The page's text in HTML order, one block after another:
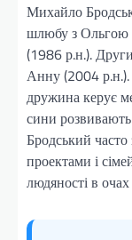
Михайло
шлюбу з Ольгою
(1986 р.н.).
Анну (2004 р.н.).
дружина керує
сини
Бродський
проектами і
людяності в